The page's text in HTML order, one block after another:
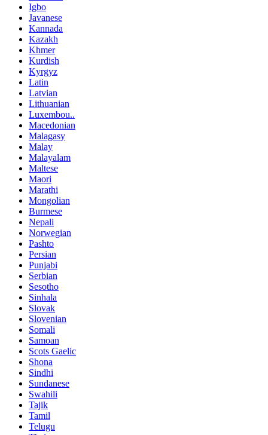
Igbo
Javanese
Kannada
Kazakh
Khmer
Kurdish
Kyrgyz
Latin
Latvian
Lithuanian
Luxembou..
Macedonian
Malagasy
Malay
Malayalam
Maltese
Maori
Marathi
Mongolian
Burmese
Nepali
Norwegian
Pashto
Persian
Punjabi
Serbian
Sesotho
Sinhala
Slovak
Slovenian
Somali
Samoan
Scots Gaelic
Shona
Sindhi
Sundanese
Swahili
Tajik
Tamil
Telugu